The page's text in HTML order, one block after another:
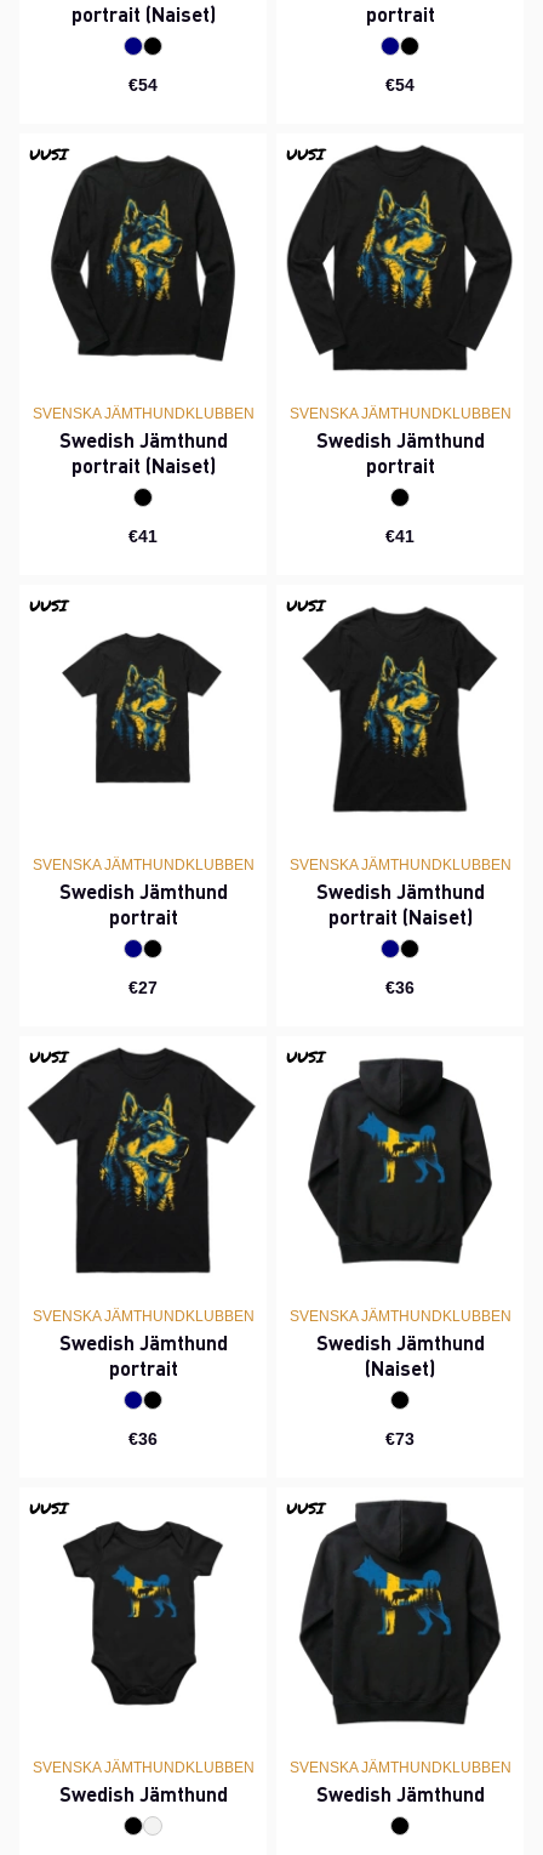
portrait (Naiset)
€54
portrait
€54
UUSI
SVENSKA JÄMTHUNDKLUBBEN
Swedish Jämthund
portrait (Naiset)
€41
UUSI
SVENSKA JÄMTHUNDKLUBBEN
Swedish Jämthund
portrait
€41
UUSI
SVENSKA JÄMTHUNDKLUBBEN
Swedish Jämthund
portrait
€27
UUSI
SVENSKA JÄMTHUNDKLUBBEN
Swedish Jämthund
portrait (Naiset)
€36
UUSI
SVENSKA JÄMTHUNDKLUBBEN
Swedish Jämthund
portrait
€36
UUSI
SVENSKA JÄMTHUNDKLUBBEN
Swedish Jämthund
(Naiset)
€73
UUSI
SVENSKA JÄMTHUNDKLUBBEN
Swedish Jämthund
UUSI
SVENSKA JÄMTHUNDKLUBBEN
Swedish Jämthund